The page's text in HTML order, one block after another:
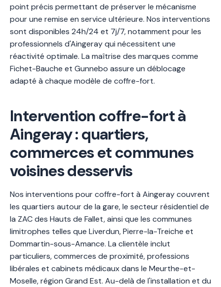
point précis permettant de préserver le mécanisme
pour une remise en service ultérieure. Nos interventions
sont disponibles 24h/24 et 7j/7, notamment pour les
professionnels d'Aingeray qui nécessitent une
réactivité optimale. La maîtrise des marques comme
Fichet-Bauche et Gunnebo assure un déblocage
adapté à chaque modèle de coffre-fort.
Intervention coffre-fort à
Aingeray : quartiers,
commerces et communes
voisines desservis
Nos interventions pour coffre-fort à Aingeray couvrent
les quartiers autour de la gare, le secteur résidentiel de
la ZAC des Hauts de Fallet, ainsi que les communes
limitrophes telles que Liverdun, Pierre-la-Treiche et
Dommartin-sous-Amance. La clientèle inclut
particuliers, commerces de proximité, professions
libérales et cabinets médicaux dans le Meurthe-et-
Moselle, région Grand Est. Au-delà de l'installation et du